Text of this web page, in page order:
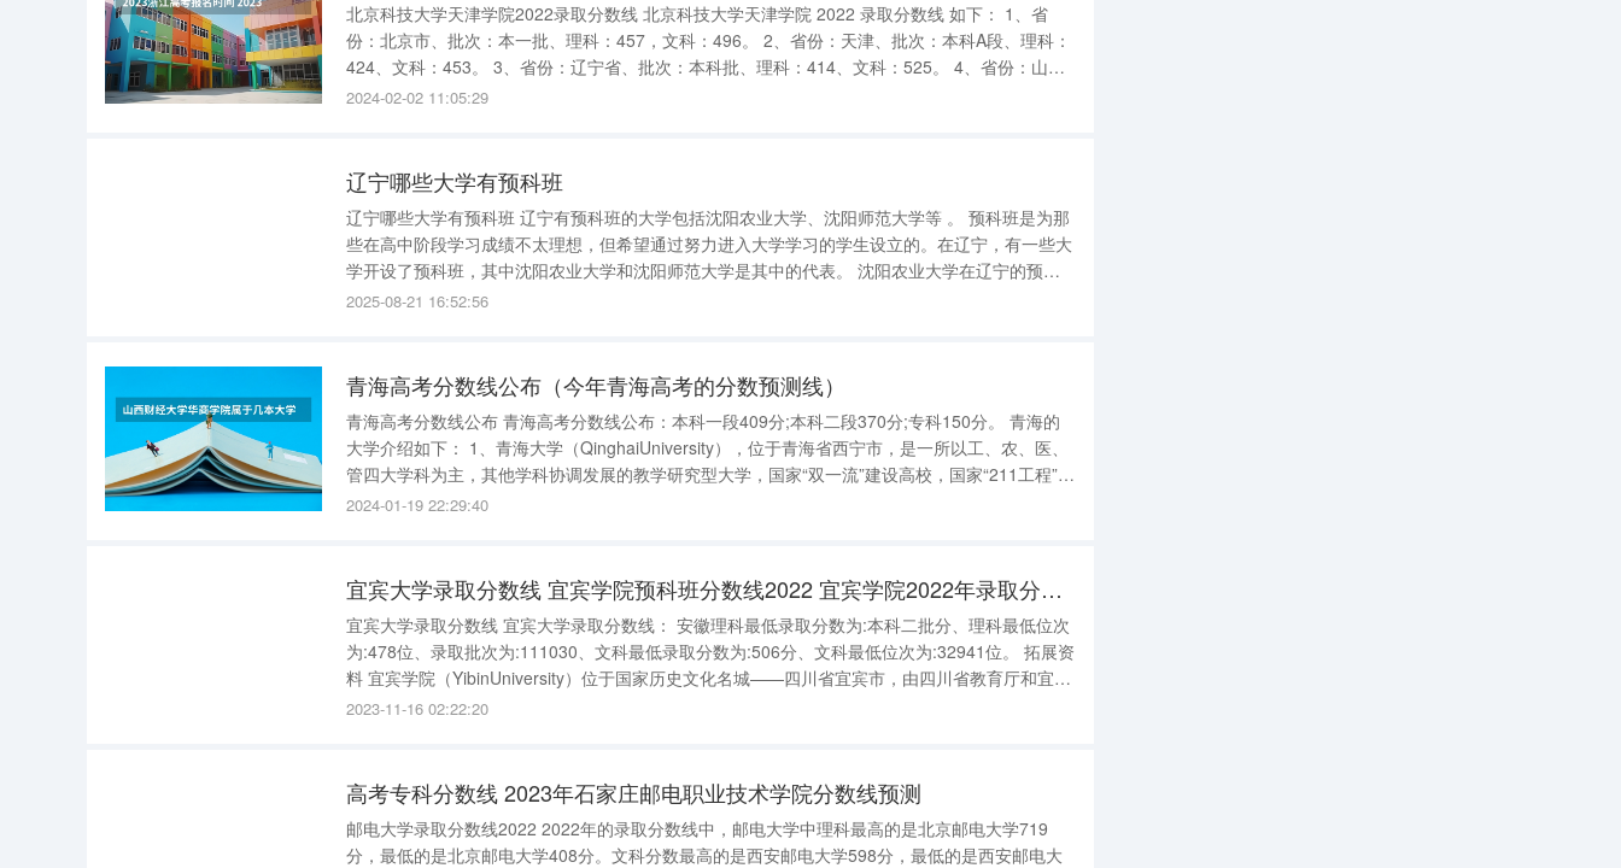
北京科技大学天津学院2022录取分数线 北京科技大学天津学院 2022 录取分数线 如下： 1、省
份：北京市、批次：本一批、理科：457，文科：496。 2、省份：天津、批次：本科A段、理科：
424、文科：453。 3、省份：辽宁省、批次：本科批、理科：414、文科：525。 4、省份：山东
2024-02-02 11:05:29
辽宁哪些大学有预科班
辽宁哪些大学有预科班 辽宁有预科班的大学包括沈阳农业大学、沈阳师范大学等 。 预科班是为那
些在高中阶段学习成绩不太理想，但希望通过努力进入大学学习的学生设立的。在辽宁，有一些大
学开设了预科班，其中沈阳农业大学和沈阳师范大学是其中的代表。 沈阳农业大学在辽宁的预科
班主要面向有意报考该大学但基础较为薄弱的学生。学校通过预科班的教学，帮助学生加强基础知
2025-08-21 16:52:56
青海高考分数线公布（今年青海高考的分数预测线）
青海高考分数线公布 青海高考分数线公布：本科一段409分;本科二段370分;专科150分。 青海的
大学介绍如下： 1、青海大学（QinghaiUniversity），位于青海省西宁市，是一所以工、农、医、
管四大学科为主，其他学科协调发展的教学研究型大学，国家“双一流”建设高校，国家“211工程”重
点建设大学。 2、青海师范大学（QinghaiNormalUniversit
2024-01-19 22:29:40
宜宾大学录取分数线 宜宾学院预科班分数线2022 宜宾学院2022年录取分数线
宜宾大学录取分数线 宜宾大学录取分数线： 安徽理科最低录取分数为:本科二批分、理科最低位次
为:478位、录取批次为:111030、文科最低录取分数为:506分、文科最低位次为:32941位。 拓展资
料 宜宾学院（YibinUniversity）位于国家历史文化名城——四川省宜宾市，由四川省教育厅和宜宾
市政府共建，是教育部中美应用技术教育“双百计划”首批试点院校之一，四川
2023-11-16 02:22:20
高考专科分数线 2023年石家庄邮电职业技术学院分数线预测
邮电大学录取分数线2022 2022年的录取分数线中，邮电大学中理科最高的是北京邮电大学719
分，最低的是北京邮电大学408分。文科分数最高的是西安邮电大学598分，最低的是西安邮电大